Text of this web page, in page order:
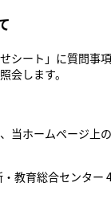
ート」に質問事
会します。
ホームページ上
教育総合センター 4